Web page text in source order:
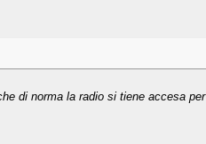
di norma la radio si tiene accesa per